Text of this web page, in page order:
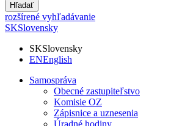
Hľadať
rozšírené vyhľadávanie
SKSlovensky
SKSlovensky
ENEnglish
Samospráva
Obecné zastupiteľstvo
Komisie OZ
Zápisnice a uznesenia
Úradné hodiny